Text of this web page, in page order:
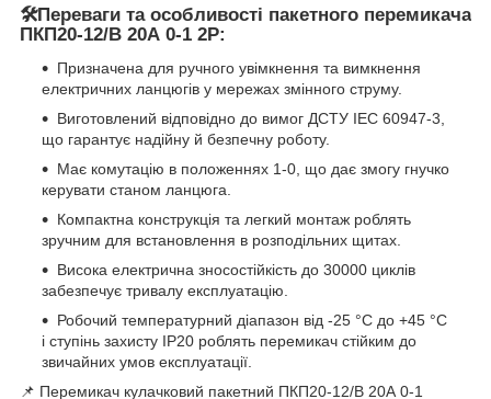
🛠Переваги та особливості пакетного перемикача
ПКП20-12/В 20А 0-1 2Р:
Призначена для ручного увімкнення та вимкнення
електричних ланцюгів у мережах змінного струму.
Виготовлений відповідно до вимог ДСТУ IEC 60947-3,
що гарантує надійну й безпечну роботу.
Має комутацію в положеннях 1-0, що дає змогу гнучко
керувати станом ланцюга.
Компактна конструкція та легкий монтаж роблять
зручним для встановлення в розподільних щитах.
Висока електрична зносостійкість до 30000 циклів
забезпечує тривалу експлуатацію.
Робочий температурний діапазон від -25 °C до +45 °C
і ступінь захисту IP20 роблять перемикач стійким до
звичайних умов експлуатації.
📌 Перемикач кулачковий пакетний ПКП20-12/В 20А 0-1